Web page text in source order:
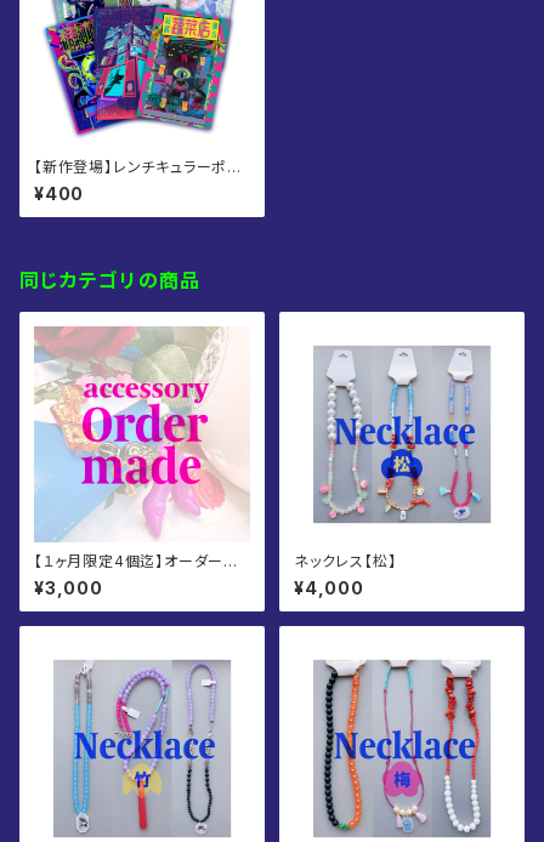
【新作登場】レンチキュラーポス
トカード 全6種
¥400
同じカテゴリの商品
【１ヶ月限定4個迄】オーダーメ
イドアクセサリー
¥3,000
ネックレス【松】
¥4,000